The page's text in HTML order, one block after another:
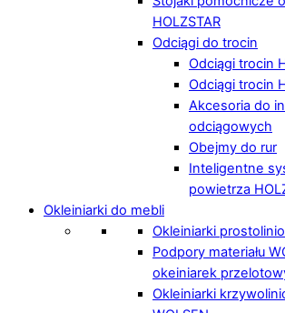
HOLZSTAR
Odciągi do trocin
Odciągi trocin
Odciągi trocin
Akcesoria do
odciągowych
Obejmy do rur
Inteligentne
powietrza
Okleiniarki do mebli
Okleiniarki
Podpory materiału
okeiniarek
Okleiniarki